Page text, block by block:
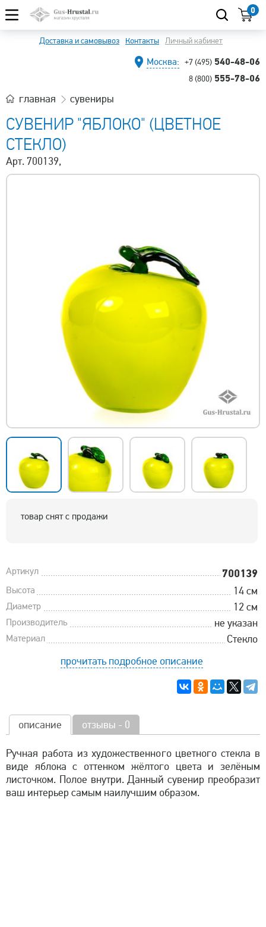
0
Доставка и самовывоз Контакты Личный кабинет
Москва: +7 (495) 540-48-06
8 (800) 555-78-06
главная сувениры
СУВЕНИР "ЯБЛОКО" (ЦВЕТНОЕ
СТЕКЛО)
Арт. 700139,
товар снят с продажи
Артикул 700139
Высота 14 см
Диаметр 12 см
Производитель не указан
Материал
Стекло
прочитать подробное описание
описание отзывы - 0
Ручная работа из художественного цветного стекла в
виде яблока с оттенком жёлтого цвета и зелёным
листочком. Полое внутри. Данный сувенир преобразит
ваш интерьер самым наилучшим образом.